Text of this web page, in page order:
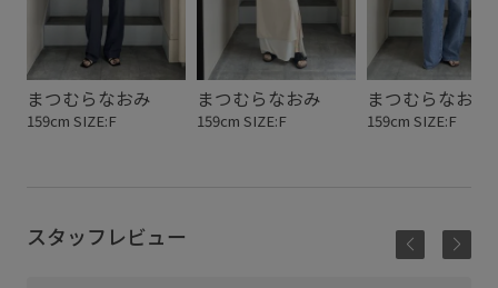
まつむらなおみ
159cm SIZE:F
まつむらなおみ
159cm SIZE:F
まつむらなおみ
159cm SIZE:F
スタッフレビュー